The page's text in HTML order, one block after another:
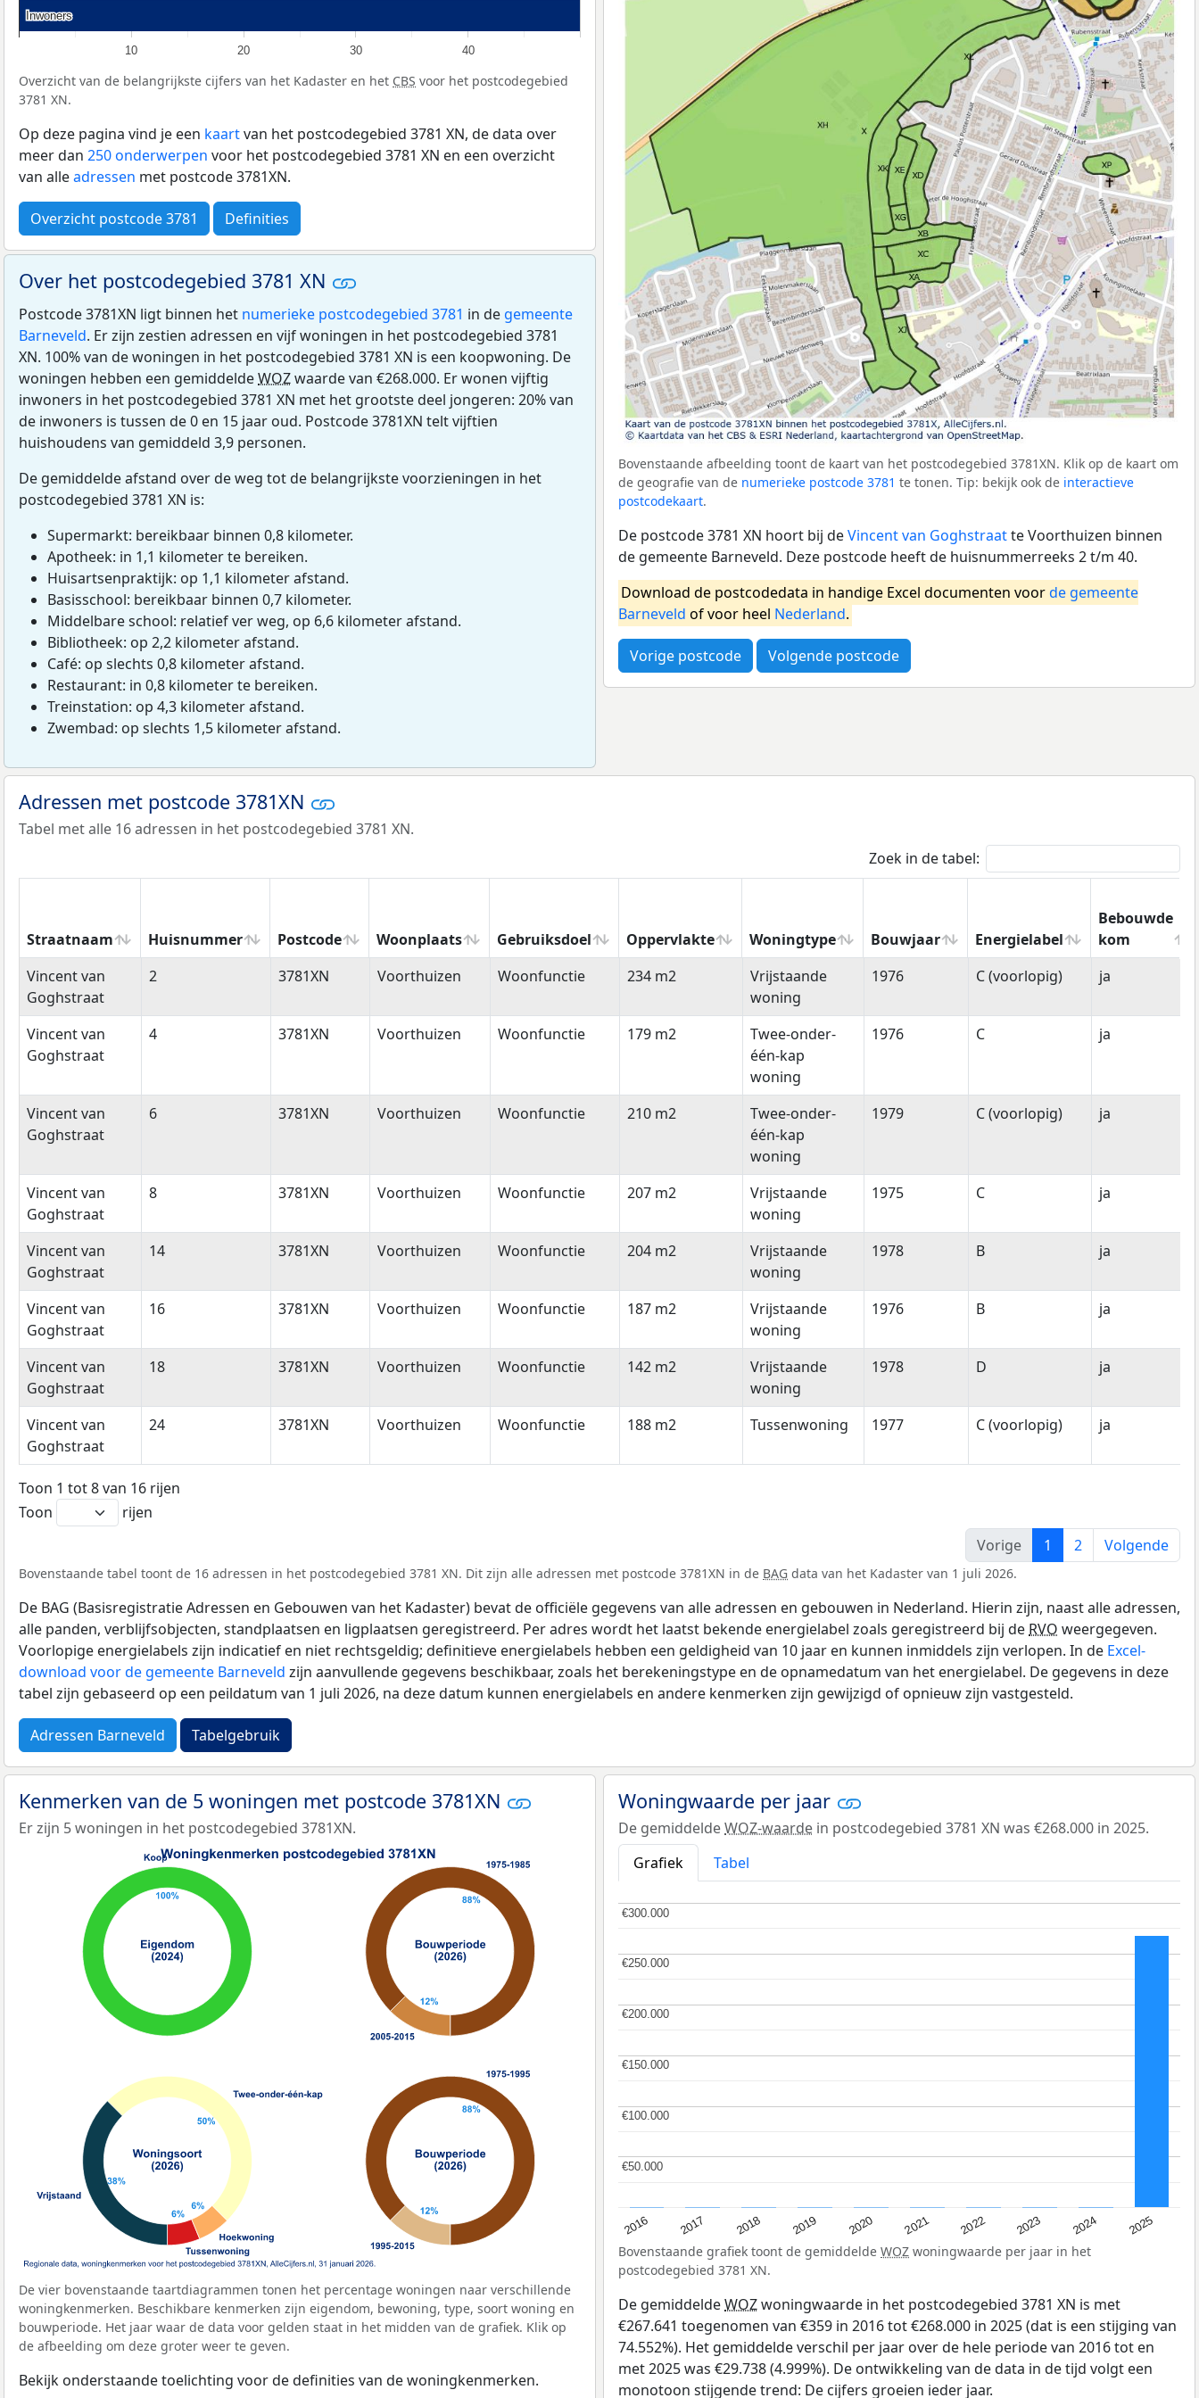
10 20 30 40
Inwoners
Inwoners
Overzicht van de belangrijkste cijfers van het Kadaster en het CBS voor het postcodegebied
3781 XN.
Op deze pagina vind je een kaartvan het postcodegebied 3781 XN, de data over
meer dan 250 onderwerpen voor het postcodegebied 3781 XN en een overzicht
van alleadressen met postcode 3781XN.
Overzicht postcode 3781 Definities
Over het postcodegebied 3781 XN
Postcode 3781XN ligt binnen het numerieke postcodegebied 3781 in de gemeente
Barneveld. Er zijn zestien adressen en vijf woningen in het postcodegebied 3781
XN. 100% van de woningen in het postcodegebied 3781 XN is een koopwoning. De
woningen hebben een gemiddeldeWOZwaarde van €268.000. Er wonen vijftig
inwoners in het postcodegebied 3781 XN met het grootste deel jongeren: 20% van
de inwoners is tussen de 0 en 15 jaar oud. Postcode 3781XN telt vijftien
huishoudens van gemiddeld 3,9 personen.
De gemiddelde afstand over de weg tot de belangrijkste voorzieningen in het
postcodegebied 3781 XN is:
Supermarkt: bereikbaar binnen 0,8 kilometer.
Apotheek: in 1,1 kilometer te bereiken.
Huisartsenpraktijk: op 1,1 kilometer afstand.
Basisschool: bereikbaar binnen 0,7 kilometer.
Middelbare school: relatief ver weg, op 6,6 kilometer afstand.
Bibliotheek: op 2,2 kilometer afstand.
Café: op slechts 0,8 kilometer afstand.
Restaurant: in 0,8 kilometer te bereiken.
Treinstation: op 4,3 kilometer afstand.
Zwembad: op slechts 1,5 kilometer afstand.
Bovenstaande afbeelding toont de kaart van het postcodegebied 3781XN. Klik op de kaart om
de geografie van de numerieke postcode 3781 te tonen. Tip: bekijk ook de interactieve
postcodekaart.
De postcode 3781 XN hoort bij deVincent van Goghstraatte Voorthuizen binnen
de gemeente Barneveld. Deze postcode heeft de huisnummerreeks 2 t/m 40.
Download de postcodedata in handige Excel documenten voorde gemeente
Barneveld of voor heel Nederland.
Vorige postcode Volgende postcode
Adressen met postcode 3781XN
Tabel met alle 16 adressen in het postcodegebied 3781 XN.
Zoek in de tabel:
Straatnaam Huisnummer Postcode Woonplaats Gebruiksdoel Oppervlakte Woningtype Bouwjaar Energielabel
Bebouwde
kom
Straatnaam
Huisnummer Postcode Woonplaats Gebruiksdoel Oppervlakte Woningtype Bouwjaar Energielabel
Bebouwde
kom
Vincent van
Goghstraat
2 3781XN Voorthuizen Woonfunctie 234 m2
Vrijstaande
woning
1976 C (voorlopig) ja
Vincent van
Goghstraat
4 3781XN Voorthuizen Woonfunctie 179 m2
Twee-onder-
één-kap
woning
1976 C ja
Vincent van
Goghstraat
6 3781XN Voorthuizen Woonfunctie 210 m2
Twee-onder-
één-kap
woning
1979 C (voorlopig) ja
Vincent van
Goghstraat
8 3781XN Voorthuizen Woonfunctie 207 m2
Vrijstaande
woning
1975 C ja
Vincent van
Goghstraat
14 3781XN Voorthuizen Woonfunctie 204 m2
Vrijstaande
woning
1978 B ja
Vincent van
Goghstraat
16 3781XN Voorthuizen Woonfunctie 187 m2
Vrijstaande
woning
1976 B ja
Vincent van
Goghstraat
18 3781XN Voorthuizen Woonfunctie 142 m2
Vrijstaande
woning
1978 D ja
Vincent van
Goghstraat
24 3781XN Voorthuizen Woonfunctie 188 m2 Tussenwoning 1977 C (voorlopig) ja
Toon 1 tot 8 van 16 rijen
Toon
rijen
Vorige
1 2 Volgende
Bovenstaande tabel toont de 16 adressen in het postcodegebied 3781 XN. Dit zijn alle adressen met postcode 3781XN in de BAG data van het Kadaster van 1 juli 2026.
De BAG (Basisregistratie Adressen en Gebouwen van het Kadaster) bevat de officiële gegevens van alle adressen en gebouwen in Nederland. Hierin zijn, naast alle adressen,
alle panden, verblijfsobjecten, standplaatsen en ligplaatsen geregistreerd. Per adres wordt het laatst bekende energielabel zoals geregistreerd bij de RVO weergegeven.
Voorlopige energielabels zijn indicatief en niet rechtsgeldig; definitieve energielabels hebben een geldigheid van 10 jaar en kunnen inmiddels zijn verlopen. In de Excel-
download voor de gemeente Barneveld zijn aanvullende gegevens beschikbaar, zoals het berekeningstype en de opnamedatum van het energielabel. De gegevens in deze
tabel zijn gebaseerd op een peildatum van 1 juli 2026, na deze datum kunnen energielabels en andere kenmerken zijn gewijzigd of opnieuw zijn vastgesteld.
Adressen Barneveld Tabelgebruik
Kenmerken van de 5 woningen met postcode 3781XN
Er zijn 5 woningen in het postcodegebied 3781XN.
De vier bovenstaande taartdiagrammen tonen het percentage woningen naar verschillende
woningkenmerken. Beschikbare kenmerken zijn eigendom, bewoning, type, soort woning en
bouwperiode. Het jaar waar de data voor gelden staat in het midden van de grafiek. Klik op
de afbeelding om deze groter weer te geven.
Bekijk onderstaande toelichting voor de definities van de woningkenmerken.
Woningwaarde per jaar
De gemiddeldeWOZ-waarde in postcodegebied 3781 XN was €268.000 in 2025.
Grafiek
Tabel
2016 2017 2018 2019 2020 2021 2022 2023 2024 2025
€50.000
€50.000
€100.000
€100.000
€150.000
€150.000
€200.000
€200.000
€250.000
€250.000
€300.000
€300.000
Bovenstaande grafiek toont de gemiddelde WOZ woningwaarde per jaar in het
postcodegebied 3781 XN.
De gemiddeldeWOZwoningwaarde in het postcodegebied 3781 XN is met
€267.641 toegenomen van €359 in 2016 tot €268.000 in 2025 (dat is een stijging van
74.552%). Het gemiddelde verschil per jaar over de hele periode van 2016 tot en
met 2025 was €29.738 (4.999%). De ontwikkeling van de data in de tijd volgt een
monotoon stijgende trend: De cijfers groeien ieder jaar.